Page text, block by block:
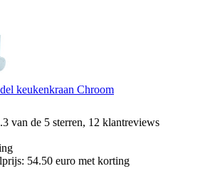
keukenkraan Chroom
van de 5 sterren, 12 klantreviews
54.50 euro met korting